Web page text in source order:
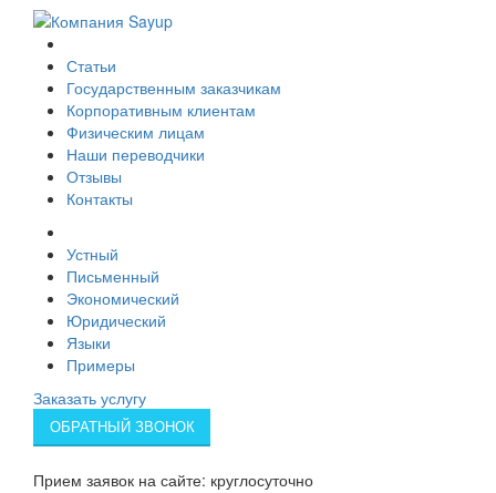
Статьи
Государственным заказчикам
Корпоративным клиентам
Физическим лицам
Наши переводчики
Отзывы
Контакты
Устный
Письменный
Экономический
Юридический
Языки
Примеры
Заказать услугу
ОБРАТНЫЙ ЗВОНОК
Прием заявок на сайте: круглосуточно